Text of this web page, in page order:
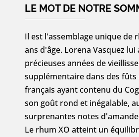
70cl
LE MOT DE NOTRE
Il est l'assemblage unique de
ans d'âge. Lorena Vasquez lui
précieuses années de
supplémentaire dans des fûts
français ayant contenu du
son goût rond et inégalable,
surprenantes notes
Le rhum XO atteint un